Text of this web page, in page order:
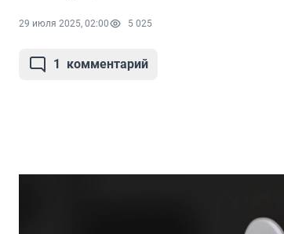
29 июля 2025, 02:00 5 025
1 комментарий